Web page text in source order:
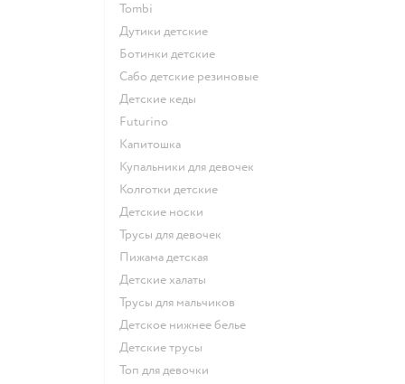
Tombi
Дутики детские
Ботинки детские
Сабо детские резиновые
Детские кеды
Futurino
Капитошка
Купальники для девочек
Колготки детские
Детские носки
Трусы для девочек
Пижама детская
Детские халаты
Трусы для мальчиков
Детское нижнее белье
Детские трусы
Топ для девочки